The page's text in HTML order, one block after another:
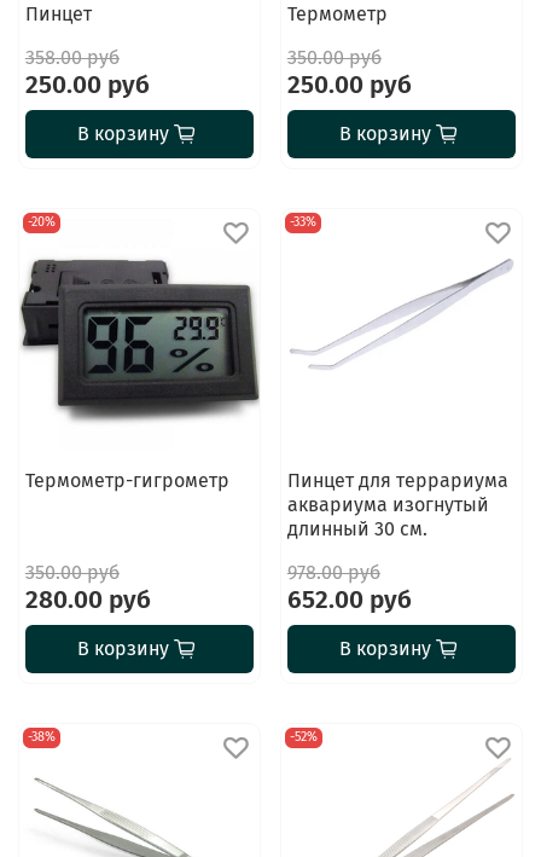
Пинцет
358.00 руб
250.00 руб
В корзину
Термометр
350.00 руб
250.00 руб
В корзину
-20%
Термометр-гигрометр
350.00 руб
280.00 руб
В корзину
-33%
Пинцет для террариума
аквариума изогнутый
длинный 30 см.
978.00 руб
652.00 руб
В корзину
-38% -52%